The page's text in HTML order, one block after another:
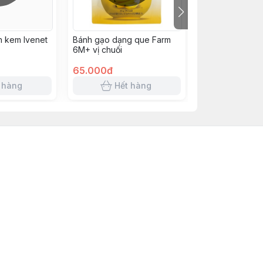
kem Ivenet
hàng
Bánh gạo dạng que Farm
6M+ vị chuối
65.000đ
Hết hàng